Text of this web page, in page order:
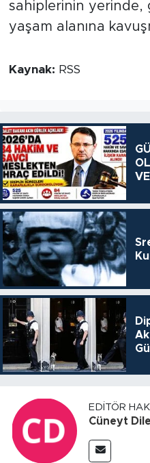
sahiplerinin yerinde,
yaşam alanına
Kaynak: RSS
EDITÖR
Cüneyt